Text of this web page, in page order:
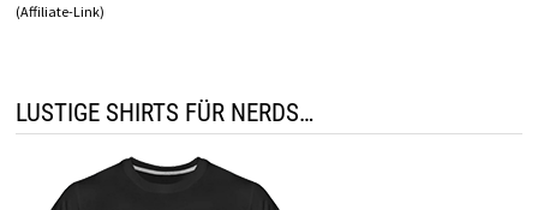
(Affiliate-Link)
LUSTIGE SHIRTS FÜR NERDS…